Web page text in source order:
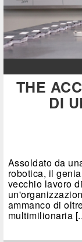
THE
DI
Assoldato da
robotica, il
vecchio lavoro
ammanco di
multimilionaria